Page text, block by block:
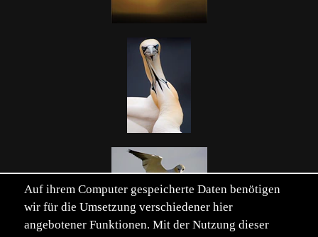
Auf ihrem Computer gespeicherte Daten benötigen
wir für die Umsetzung verschiedener hier
angebotener Funktionen. Mit der Nutzung dieser